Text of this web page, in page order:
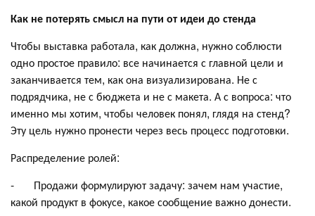
Как не потерять смысл на пути от идеи до стенда
Чтобы выставка работала, как должна, нужно соблюсти
одно простое правило: все начинается с главной цели и
заканчивается тем, как она визуализирована. Не с
подрядчика, не с бюджета и не с макета. А с вопроса: что
именно мы хотим, чтобы человек понял, глядя на стенд?
Эту цель нужно пронести через весь процесс подготовки.
Распределение ролей:
- Продажи формулируют задачу: зачем нам участие,
какой продукт в фокусе, какое сообщение важно донести.